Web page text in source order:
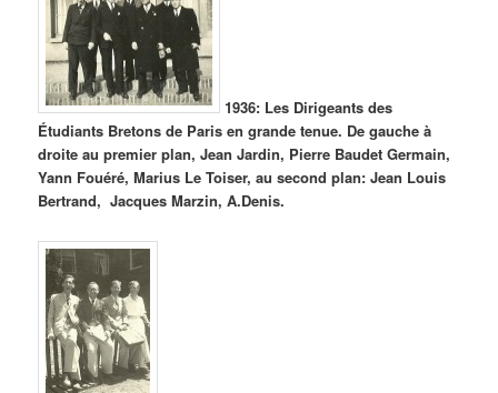
1936: Les Dirigeants des
Étudiants Bretons de Paris en grande tenue. De gauche à
droite au premier plan, Jean Jardin, Pierre Baudet Germain,
Yann Fouéré, Marius Le Toiser, au second plan: Jean Louis
Bertrand, Jacques Marzin, A.Denis.